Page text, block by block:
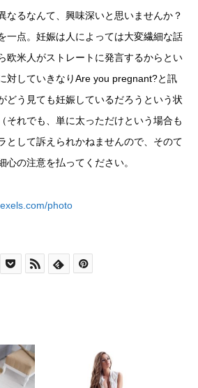
なるなんて、興味深いと思いませんか？
一点。妊娠は人によっては大変繊細な話
欧米人がストレートに発言するからとい
対していきなりAre you pregnant?と訊
どう見ても妊娠しているだろうという状
それでも、単に太っただけという場合も
して訴えられかねませんので、そのて
心の注意を払ってください。
photo